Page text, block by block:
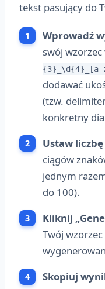
tekst pasujący do
Wprowadź
swój
dodawać
(tzw.
konkretny
Ustaw
ciągów
jednym
do 100).
Kliknij
Twój
Skopiuj